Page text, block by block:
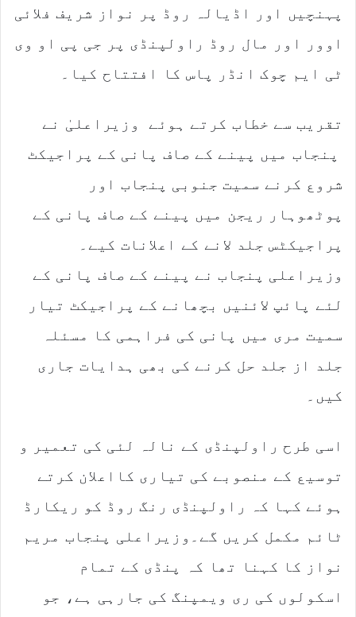
پہنچیں اور اڈیالہ روڈ پر نواز شریف فلائی
اوور اور مال روڈ راولپنڈی پر جی پی او وی
ٹی ایم چوک انڈر پاس کا افتتاح کیا۔
تقریب سے خطاب کرتے ہوئے وزیراعلیٰ نے
پنجاب میں پینے کے صاف پانی کے پراجیکٹ
شروع کرنے سمیت جنوبی پنجاب اور
پوٹھوہار ریجن میں پینے کے صاف پانی کے
پراجیکٹس جلد لانے کے اعلانات کیے۔
وزیراعلی پنجاب نے پینے کے صاف پانی کے
لئے پائپ لائنیں بچھانے کے پراجیکٹ تیار
سمیت مری میں پانی کی فراہمی کا مسئلہ
جلد از جلد حل کرنے کی بھی ہدایات جاری
کیں۔
اسی طرح راولپنڈی کے نالہ لئی کی تعمیر و
توسیع کے منصوبے کی تیاری کااعلان کرتے
ہوئے کہا کہ راولپنڈی رنگ روڈ کو ریکارڈ
ٹائم مکمل کریں گے۔وزیراعلی پنجاب مریم
نواز کا کہنا تھا کہ پنڈی کے تمام
اسکولوں کی ری ویمپنگ کی جارہی ہے، جو